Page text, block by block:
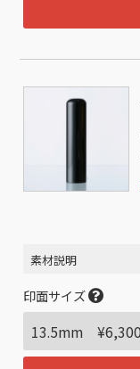
素材説明
印面サイズ